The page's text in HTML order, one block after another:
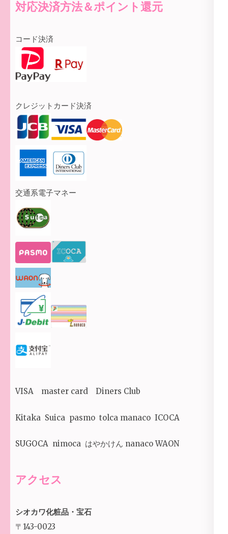
対応決済方法＆ポイント還元
コード決済
クレジットカード決済
交通系電子マネー
VISA master card Diners Club
Kitaka Suica pasmo tolca manaco ICOCA
SUGOCA nimoca はやかけん nanaco WAON
アクセス
シオカワ化粧品・宝石
〒143-0023